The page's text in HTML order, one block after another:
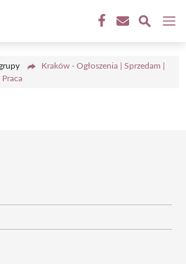
Kraków - Ogłoszenia | Sprzedam |